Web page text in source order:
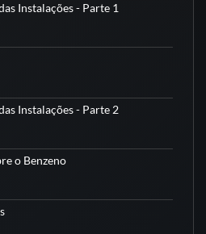
Instalações - Parte 1
Instalações - Parte 2
o Benzeno